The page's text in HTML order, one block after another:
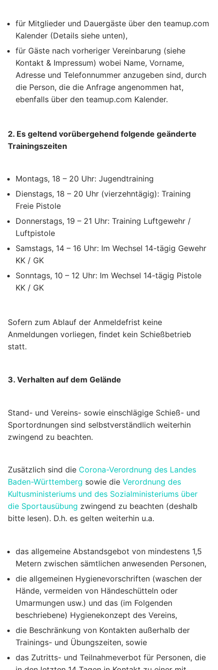
für Mitglieder und Dauergäste über den teamup.com
Kalender (Details siehe unten),
für Gäste nach vorheriger Vereinbarung (siehe
Kontakt & Impressum) wobei Name, Vorname,
Adresse und Telefonnummer anzugeben sind, durch
die Person, die die Anfrage angenommen hat,
ebenfalls über den teamup.com Kalender.
2. Es geltend vorübergehend folgende geänderte
Trainingszeiten
Montags, 18 – 20 Uhr: Jugendtraining
Dienstags, 18 – 20 Uhr (vierzehntägig): Training
Freie Pistole
Donnerstags, 19 – 21 Uhr: Training Luftgewehr /
Luftpistole
Samstags, 14 – 16 Uhr: Im Wechsel 14-tägig Gewehr
KK / GK
Sonntags, 10 – 12 Uhr: Im Wechsel 14-tägig Pistole
KK / GK
Sofern zum Ablauf der Anmeldefrist keine
Anmeldungen vorliegen, findet kein Schießbetrieb
statt.
3. Verhalten auf dem Gelände
Stand- und Vereins- sowie einschlägige Schieß- und
Sportordnungen sind selbstverständlich weiterhin
zwingend zu beachten.
Zusätzlich sind die Corona-Verordnung des Landes
Baden-Württemberg sowie die Verordnung des
Kultusministeriums und des Sozialministeriums über
die Sportausübung zwingend zu beachten (deshalb
bitte lesen). D.h. es gelten weiterhin u.a.
das allgemeine Abstandsgebot von mindestens 1,5
Metern zwischen sämtlichen anwesenden Personen,
die allgemeinen Hygienevorschriften (waschen der
Hände, vermeiden von Händeschütteln oder
Umarmungen usw.) und das (im Folgenden
beschriebene) Hygienekonzept des Vereins,
die Beschränkung von Kontakten außerhalb der
Trainings- und Übungszeiten, sowie
das Zutritts- und Teilnahmeverbot für Personen, die